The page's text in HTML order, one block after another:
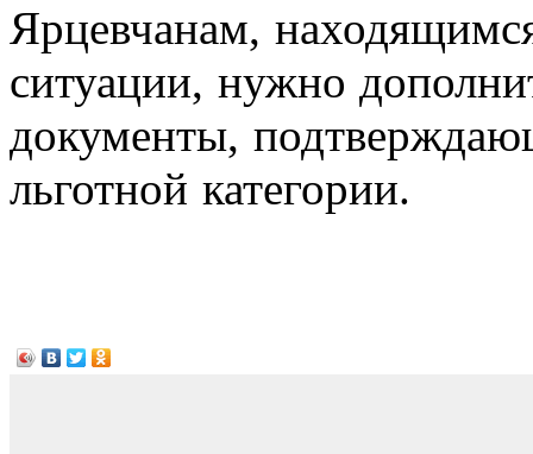
Ярцевчанам,
ситуации, нужно
документы,
льготной категории.